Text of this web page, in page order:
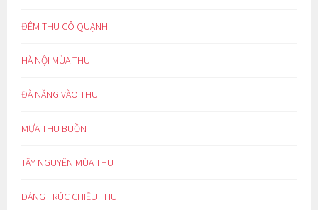
ĐÊM THU CÔ QUẠNH
HÀ NỘI MÙA THU
ĐÀ NẴNG VÀO THU
MƯA THU BUỒN
TÂY NGUYÊN MÙA THU
DÁNG TRÚC CHIỀU THU